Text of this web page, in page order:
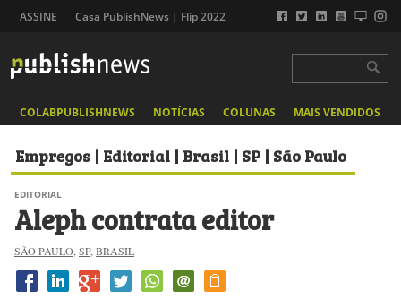
ASSINE Casa PublishNews | Flip 2022
COLABPUBLISHNEWS NOTÍCIAS COLUNAS MAIS VENDIDOS
Empregos | Editorial | Brasil | SP | São Paulo
EDITORIAL
Aleph contrata editor
SÃO PAULO SP, BRASIL